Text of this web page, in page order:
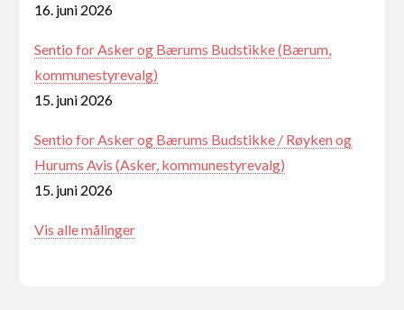
16. juni 2026
Sentio for Asker og Bærums Budstikke (Bærum,
kommunestyrevalg)
15. juni 2026
Sentio for Asker og Bærums Budstikke / Røyken og
Hurums Avis (Asker, kommunestyrevalg)
15. juni 2026
Vis alle målinger